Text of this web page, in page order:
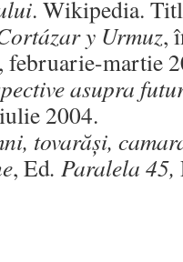
. Wikipedia.
y Urmuz,
februarie-martie
asupra
2004.
tovarăși,
, Ed. Paralela 45,